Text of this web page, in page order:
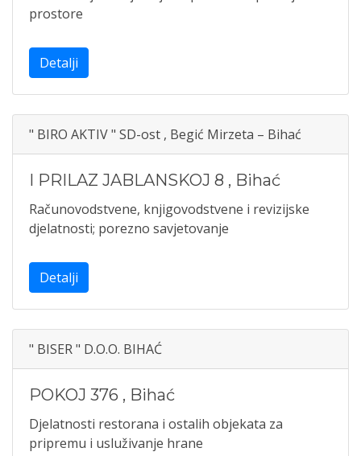
prostore
Detalji
" BIRO AKTIV " SD-ost , Begić Mirzeta – Bihać
I PRILAZ JABLANSKOJ 8 , Bihać
Računovodstvene, knjigovodstvene i revizijske
djelatnosti; porezno savjetovanje
Detalji
" BISER " D.O.O. BIHAĆ
POKOJ 376 , Bihać
Djelatnosti restorana i ostalih objekata za
pripremu i usluživanje hrane